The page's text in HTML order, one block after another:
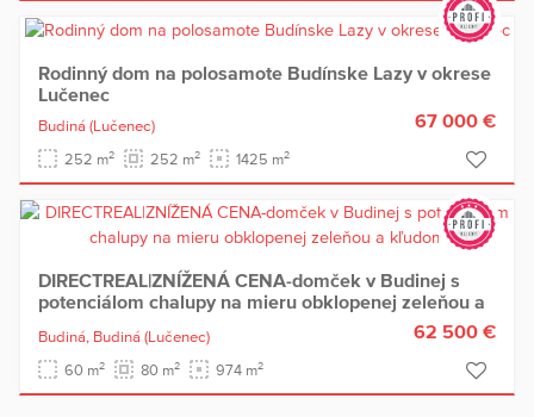
Rodinný dom na polosamote Budínske Lazy v okrese
Lučenec
Budiná (Lučenec)
252 m2 252 m2 1425 m2
67 000 €
DIRECTREAL|ZNÍŽENÁ CENA-domček v Budinej s
potenciálom chalupy na mieru obklopenej zeleňou a
Budiná, Budiná (Lučenec)
60 m2 80 m2 974 m2
62 500 €